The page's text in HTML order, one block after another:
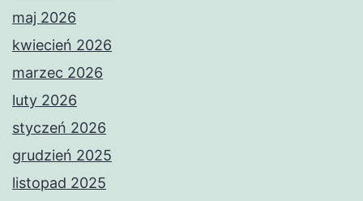
maj 2026
kwiecień 2026
marzec 2026
luty 2026
styczeń 2026
grudzień 2025
listopad 2025